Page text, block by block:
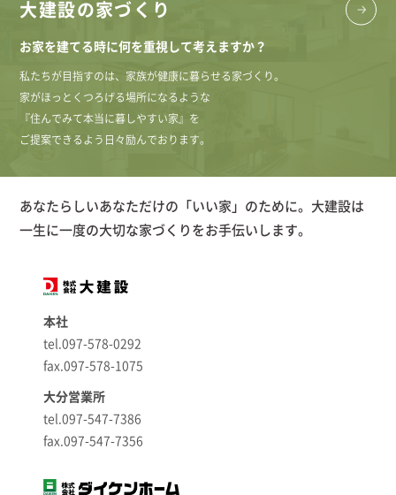
大建設の家づくり
お家を建てる時に何を重視して考えますか？
私たちが目指すのは、家族が健康に暮らせる家づくり。
家がほっとくつろげる場所になるような
『住んでみて本当に暮しやすい家』を
ご提案できるよう日々励んでおります。
あなたらしいあなただけの「いい家」のために。大建設は
一生に一度の大切な家づくりをお手伝いします。
本社
tel.097-578-0292
fax.097-578-1075
大分営業所
tel.097-547-7386
fax.097-547-7356